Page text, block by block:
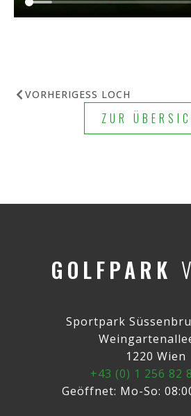
VORHERIGESS LOCH
ZUR
GOLFPARK
Sportpark
1220 Wien
+43 (0) 1 256 82
Geöffnet: Mo-So: